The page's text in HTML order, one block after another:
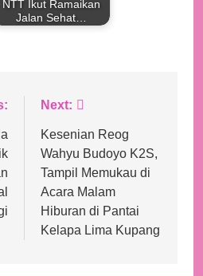
NTT Ikut Ramaikan
Jalan Sehat…
Next:
Kesenian Reog
Wahyu Budoyo K2S,
Tampil Memukau di
Acara Malam
Hiburan di Pantai
Kelapa Lima Kupang